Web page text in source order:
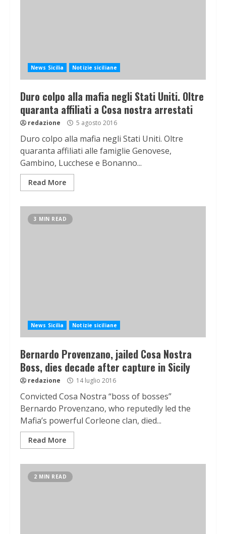
News Sicilia Notizie siciliane
Duro colpo alla mafia negli Stati Uniti. Oltre
quaranta affiliati a Cosa nostra arrestati
redazione 5 agosto 2016
Duro colpo alla mafia negli Stati Uniti. Oltre
quaranta affiliati alle famiglie Genovese,
Gambino, Lucchese e Bonanno...
Read More
3 MIN READ
News Sicilia Notizie siciliane
Bernardo Provenzano, jailed Cosa Nostra
Boss, dies decade after capture in Sicily
redazione 14 luglio 2016
Convicted Cosa Nostra “boss of bosses”
Bernardo Provenzano, who reputedly led the
Mafia’s powerful Corleone clan, died...
Read More
2 MIN READ